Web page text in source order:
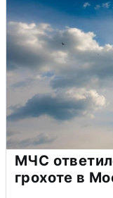
МЧС
грохоте в